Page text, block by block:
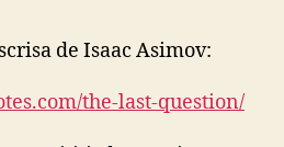
Ultima
de Isaac Asimov:
the-last-question/